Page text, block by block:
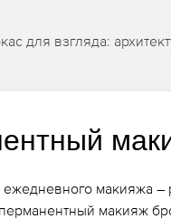
для взгляда:
макияжа –
макияж